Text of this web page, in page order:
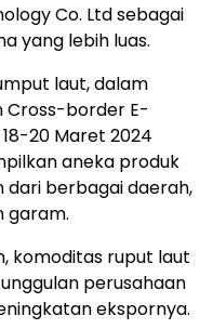
Co. Ltd sebagai
yang lebih luas.
laut, dalam
Cross-border E-
20 Maret 2024
aneka produk
dari berbagai daerah,
garam.
komoditas ruput laut
perusahaan
ekspornya.